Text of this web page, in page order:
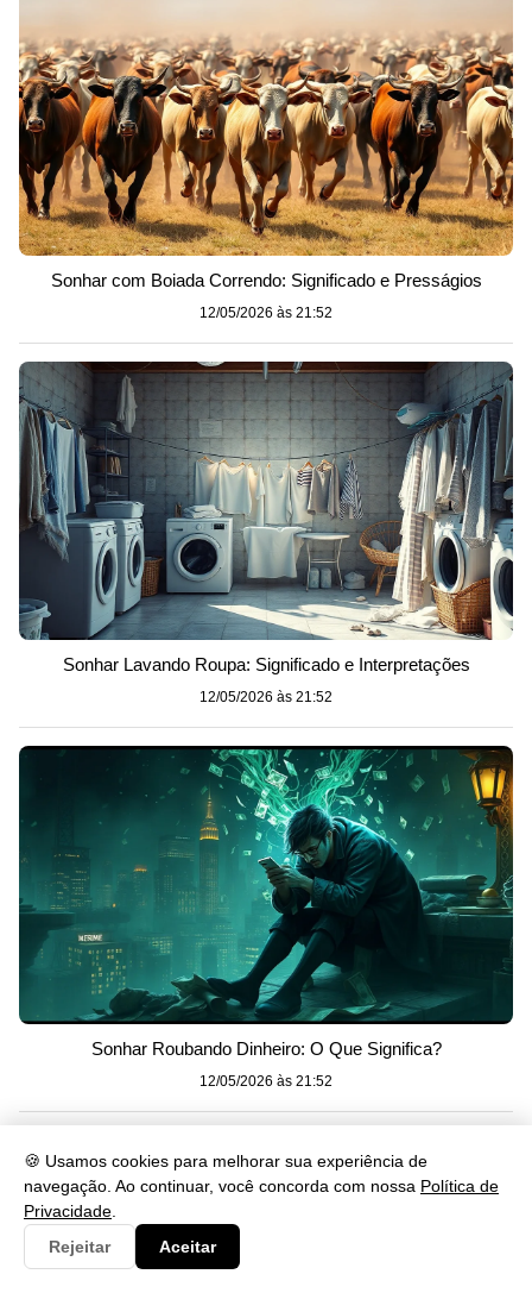
🍪 Usamos cookies para melhorar sua experiência de
navegação. Ao continuar, você concorda com nossa Política de
Privacidade
Rejeitar
Aceitar
Sonhar com Boiada Correndo: Significado e Presságios
12/05/2026 às 21:52
Sonhar Lavando Roupa: Significado e Interpretações
12/05/2026 às 21:52
Sonhar Roubando Dinheiro: O Que Significa?
12/05/2026 às 21:52